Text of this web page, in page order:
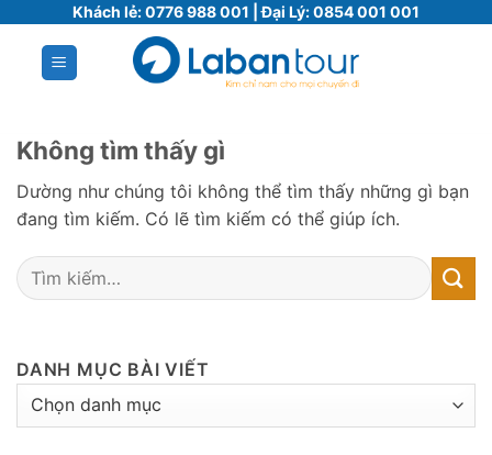
Khách lẻ:0776 988 001 | Đại Lý:0854 001 001
Không tìm thấy gì
Dường như chúng tôi không thể tìm thấy những gì bạn
đang tìm kiếm. Có lẽ tìm kiếm có thể giúp ích.
DANH MỤC BÀI VIẾT
DANH